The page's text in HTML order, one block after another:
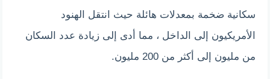
سكانية ضخمة بمعدلات هائلة حيث انتقل الهنود
الأمريكيون إلى الداخل ، مما أدى إلى زيادة عدد السكان
من مليون إلى أكثر من 200 مليون.